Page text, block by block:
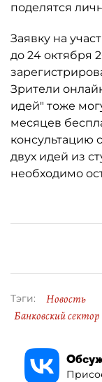
поделятся
Заявку на
до 24 октября
Зрители
идей" тоже
месяцев
консультацию
двух идей из
необходимо
Тэги: Новость
Банковский сектор